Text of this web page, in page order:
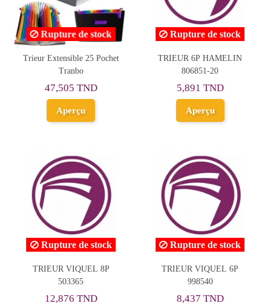
Rupture de stock
Trieur Extensible 25 Pochet
Tranbo
47,505 TND
Aperçu
Rupture de stock
TRIEUR 6P HAMELIN
806851-20
5,891 TND
Aperçu
Rupture de stock
TRIEUR VIQUEL 8P
503365
12,876 TND
Rupture de stock
TRIEUR VIQUEL 6P
998540
8,437 TND